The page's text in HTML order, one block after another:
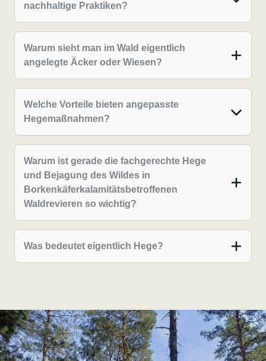
nachhaltige Praktiken?
Warum sieht man im Wald eigentlich
angelegte Äcker oder Wiesen?
Welche Vorteile bieten angepasste
Hegemaßnahmen?
Warum ist gerade die fachgerechte Hege
und Bejagung des Wildes in
Borkenkäferkalamitätsbetroffenen
Waldrevieren so wichtig?
Was bedeutet eigentlich Hege?